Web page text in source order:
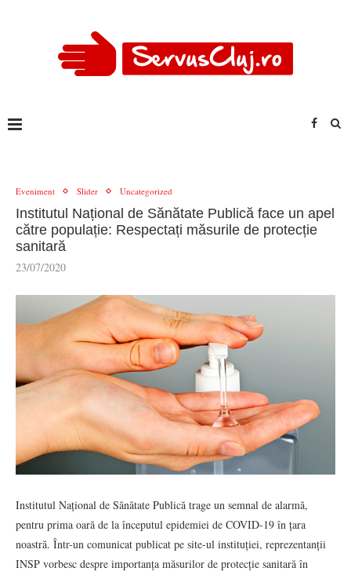
Eveniment Slider Uncategorized
Institutul Național de Sănătate Publică face un apel
către populație: Respectați măsurile de protecție
sanitară
23/07/2020
Institutul Național de Sănătate Publică trage un semnal de alarmă,
pentru prima oară de la începutul epidemiei de COVID-19 în țara
noastră. Într-un comunicat publicat pe site-ul instituției, reprezentanții
INSP vorbesc despre importanța măsurilor de protecție sanitară în